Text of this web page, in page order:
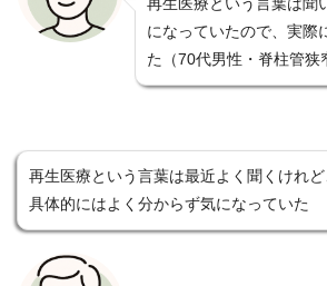
になっていたので、実際
た（70代男性・脊柱管狭
再生医療という言葉は最近よく聞くけれど
具体的にはよく分からず気になっていた